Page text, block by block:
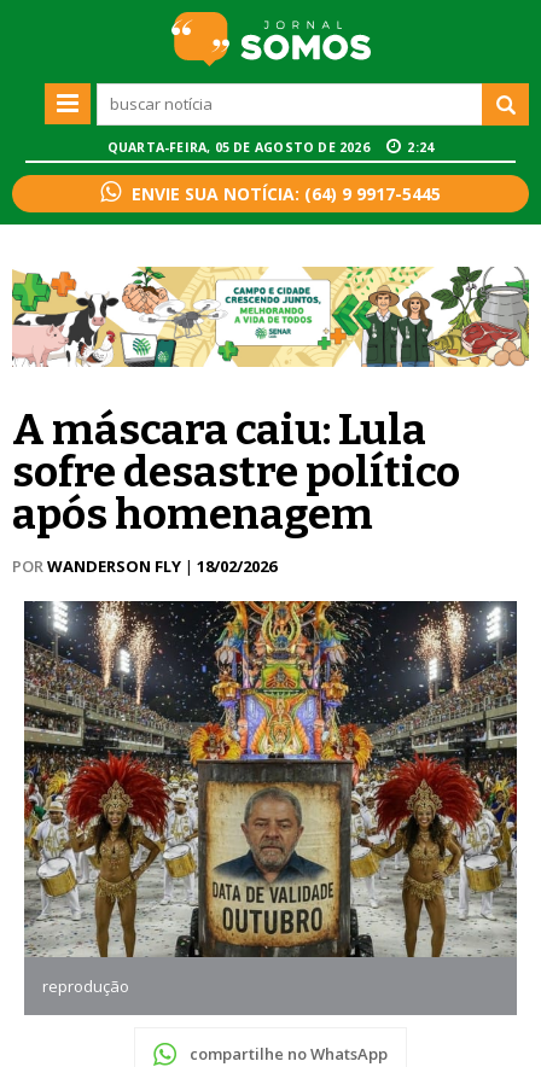
QUARTA-FEIRA, 05 DE AGOSTO DE 2026 2:24
ENVIE SUA NOTÍCIA: (64) 9 9917-5445
A máscara caiu: Lula
sofre desastre político
após homenagem
PORWANDERSON FLY | 18/02/2026
reprodução
compartilhe no WhatsApp